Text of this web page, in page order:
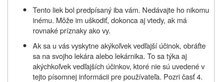
Tento liek bol predpísaný iba vám. Nedávajte ho nikomu
inému. Môže im uškodiť, dokonca aj vtedy, ak má
rovnaké príznaky ako vy.
Ak sa u vás vyskytne akýkoľvek vedľajší účinok, obráťte
sa na svojho lekára alebo lekárnika. To sa týka aj
akýchkoľvek vedľajších účinkov, ktoré nie sú uvedené v
tejto písomnej informácii pre používateľa. Pozri časť 4.